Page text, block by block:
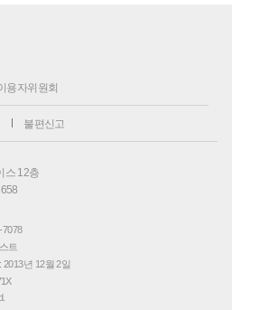
용자위원회
불편신고
스 12층
7078
트
2013년 12월 2일